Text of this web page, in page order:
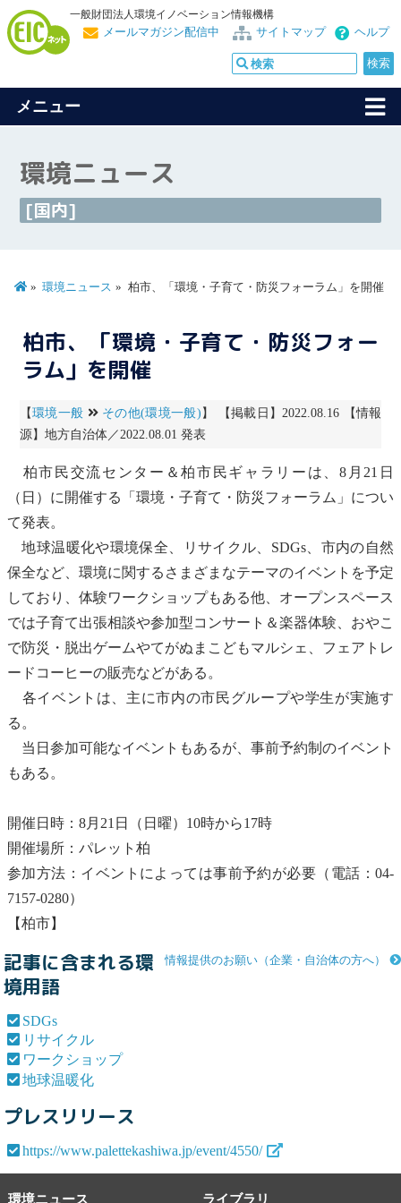
一般財団法人環境イノベーション情報機構
ヘルプ
サイトマップ
メールマガジン配信中
メニュー
環境ニュース
[国内]
環境ニュース 柏市、「環境・子育て・防災フォーラム」を開催
柏市、「環境・子育て・防災フォー
ラム」を開催
【環境一般 その他(環境一般) 】 【掲載日】2022.08.16 【情報
源】地方自治体／2022.08.01 発表
柏市民交流センター＆柏市民ギャラリーは、8月21日
（日）に開催する「環境・子育て・防災フォーラム」につい
て発表。
地球温暖化や環境保全、 リサイクル SDGs、市内の自然
保全など、環境に関するさまざまなテーマのイベントを予定
しており、体験ワークショップもある他、オープンスペース
では子育て出張相談や参加型コンサート＆楽器体験、おやこ
で防災・脱出ゲームやてがぬまこどもマルシェ、フェアトレ
ードコーヒーの販売などがある。
各イベントは、主に市内の市民グループや学生が実施す
る。
当日参加可能なイベントもあるが、事前予約制のイベント
もある。
開催日時：8月21日（日曜）10時から17時
開催場所：パレット柏
参加方法：イベントによっては事前予約が必要（電話：04-
7157-0280）
【柏市】
情報提供のお願い（企業・自治体の方へ）
記事に含まれる環
境用語
SDGs
リサイクル
ワークショップ
地球温暖化
プレスリリース
https://www.palettekashiwa.jp/event/4550/
環境ニュース ライブラリ